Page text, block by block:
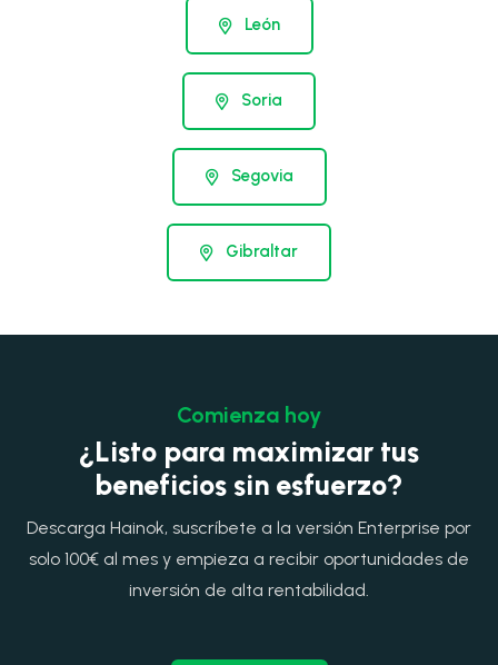
León
Soria
Segovia
Gibraltar
Comienza hoy
¿Listo para maximizar tus
beneficios sin esfuerzo?
Descarga Hainok, suscríbete a la versión Enterprise por
solo 100€ al mes y empieza a recibir oportunidades de
inversión de alta rentabilidad.